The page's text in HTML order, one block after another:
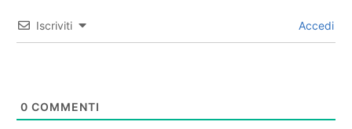
Iscriviti Accedi
0 COMMENTI